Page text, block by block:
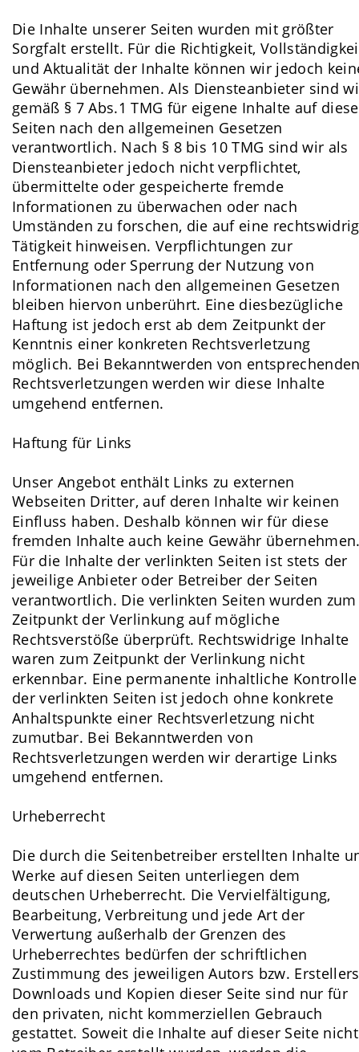
Die Inhalte unserer Seiten wurden mit größter
Sorgfalt erstellt. Für die Richtigkeit,
und Aktualität der Inhalte können wir jedoch
Gewähr übernehmen. Als Diensteanbieter sind
gemäß § 7 Abs.1 TMG für eigene Inhalte auf
Seiten nach den allgemeinen Gesetzen
verantwortlich. Nach § 8 bis 10 TMG sind wir als
Diensteanbieter jedoch nicht verpflichtet,
übermittelte oder gespeicherte fremde
Informationen zu überwachen oder nach
Umständen zu forschen, die auf eine
Tätigkeit hinweisen. Verpflichtungen zur
Entfernung oder Sperrung der Nutzung von
Informationen nach den allgemeinen Gesetzen
bleiben hiervon unberührt. Eine diesbezügliche
Haftung ist jedoch erst ab dem Zeitpunkt der
Kenntnis einer konkreten Rechtsverletzung
möglich. Bei Bekanntwerden von
Rechtsverletzungen werden wir diese Inhalte
umgehend entfernen.
Haftung für Links
Unser Angebot enthält Links zu externen
Webseiten Dritter, auf deren Inhalte wir keinen
Einfluss haben. Deshalb können wir für diese
fremden Inhalte auch keine Gewähr
Für die Inhalte der verlinkten Seiten ist stets der
jeweilige Anbieter oder Betreiber der Seiten
verantwortlich. Die verlinkten Seiten wurden
Zeitpunkt der Verlinkung auf mögliche
Rechtsverstöße überprüft. Rechtswidrige Inhalte
waren zum Zeitpunkt der Verlinkung nicht
erkennbar. Eine permanente inhaltliche
der verlinkten Seiten ist jedoch ohne konkrete
Anhaltspunkte einer Rechtsverletzung nicht
zumutbar. Bei Bekanntwerden von
Rechtsverletzungen werden wir derartige Links
umgehend entfernen.
Urheberrecht
Die durch die Seitenbetreiber erstellten Inhalte
Werke auf diesen Seiten unterliegen dem
deutschen Urheberrecht. Die Vervielfältigung,
Bearbeitung, Verbreitung und jede Art der
Verwertung außerhalb der Grenzen des
Urheberrechtes bedürfen der schriftlichen
Zustimmung des jeweiligen Autors bzw.
Downloads und Kopien dieser Seite sind nur für
den privaten, nicht kommerziellen Gebrauch
gestattet. Soweit die Inhalte auf dieser Seite